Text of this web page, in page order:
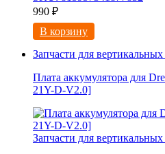
990 ₽
В корзину
Запчасти для
Плата аккумулятора для
21Y-D-V2.0]
Запчасти для